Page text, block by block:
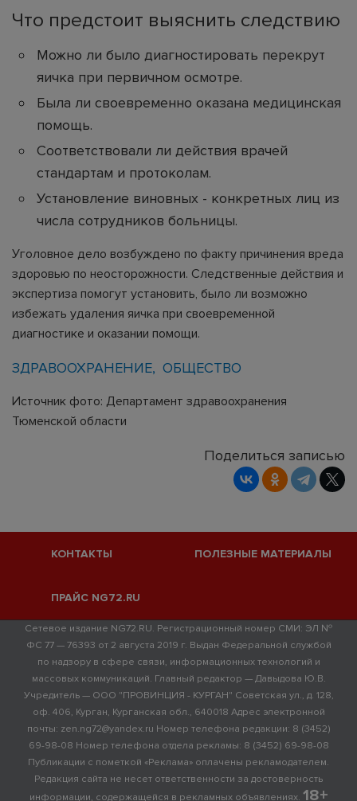
Что предстоит выяснить следствию
Можно ли было диагностировать перекрут
яичка при первичном осмотре.
Была ли своевременно оказана медицинская
помощь.
Соответствовали ли действия врачей
стандартам и протоколам.
Установление виновных - конкретных лиц из
числа сотрудников больницы.
Уголовное дело возбуждено по факту причинения вреда
здоровью по неосторожности. Следственные действия и
экспертиза помогут установить, было ли возможно
избежать удаления яичка при своевременной
диагностике и оказании помощи.
ЗДРАВООХРАНЕНИЕ ОБЩЕСТВО
Источник фото: Департамент здравоохранения
Тюменской области
Поделиться записью
КОНТАКТЫ ПОЛЕЗНЫЕ МАТЕРИАЛЫ
ПРАЙС NG72.RU
Сетевое издание NG72.RU. Регистрационный номер СМИ: ЭЛ №
ФС 77 — 76393 от 2 августа 2019 г. Выдан Федеральной службой
по надзору в сфере связи, информационных технологий и
массовых коммуникаций. Главный редактор — Давыдова Ю.В.
Учредитель — ООО "ПРОВИНЦИЯ - КУРГАН" Советская ул., д. 128,
оф. 406, Курган, Курганская обл., 640018 Адрес электронной
почты: zen.ng72@yandex.ru Номер телефона редакции: 8 (3452)
69-98-08 Номер телефона отдела рекламы: 8 (3452) 69-98-08
Публикации с пометкой «Реклама» оплачены рекламодателем.
Редакция сайта не несет ответственности за достоверность
информации, содержащейся в рекламных объявлениях. 18+